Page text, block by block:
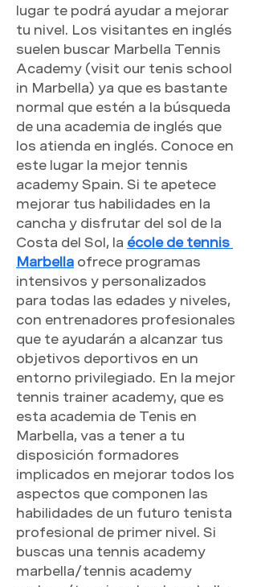
lugar te podrá ayudar a mejorar
tu nivel. Los visitantes en inglés
suelen buscar Marbella Tennis
Academy (visit our tenis school
in Marbella) ya que es bastante
normal que estén a la búsqueda
de una academia de inglés que
los atienda en inglés. Conoce en
este lugar la mejor tennis
academy Spain. Si te apetece
mejorar tus habilidades en la
cancha y disfrutar del sol de la
Costa del Sol, la école de tennis
Marbella ofrece programas
intensivos y personalizados
para todas las edades y niveles,
con entrenadores profesionales
que te ayudarán a alcanzar tus
objetivos deportivos en un
entorno privilegiado. En la mejor
tennis trainer academy, que es
esta academia de Tenis en
Marbella, vas a tener a tu
disposición formadores
implicados en mejorar todos los
aspectos que componen las
habilidades de un futuro tenista
profesional de primer nivel. Si
buscas una tennis academy
marbella/tennis academy